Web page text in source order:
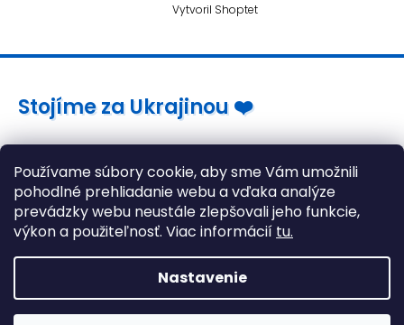
Používame súbory cookie, aby sme Vám umožnili
pohodlné prehliadanie webu a vďaka analýze
prevádzky webu neustále zlepšovali jeho funkcie,
výkon a použiteľnosť. Viac informácií tu.
Nastavenie
Vytvoril Shoptet
Stojíme za Ukrajinou ❤️
Ako a čím pomôcť »